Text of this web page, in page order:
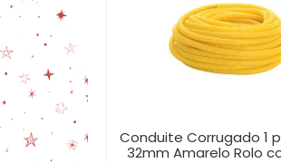
Conduite Corrugado 1
32mm Amarelo Rolo